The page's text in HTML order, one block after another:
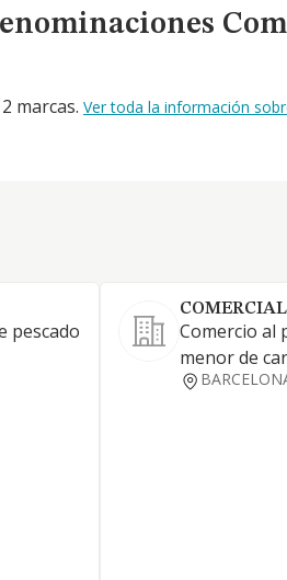
marcas. Ver toda la información
pescado
Comercio al
menor de